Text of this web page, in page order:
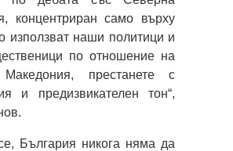
концентриран само върху
използват наши политици и
по отношение на
престанете с
и предизвикателен тон“,
България никога няма да